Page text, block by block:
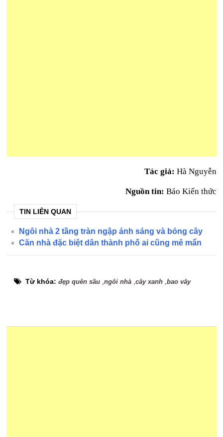
Tác giả: Hà Nguyễn
Nguồn tin: Báo Kiến thức
TIN LIÊN QUAN
Ngôi nhà 2 tầng tràn ngập ánh sáng và bóng cây
Căn nhà đặc biệt dân thành phố ai cũng mê mẩn
Từ khóa:đẹp quên sầu ,ngôi nhà ,cây xanh ,bao vây